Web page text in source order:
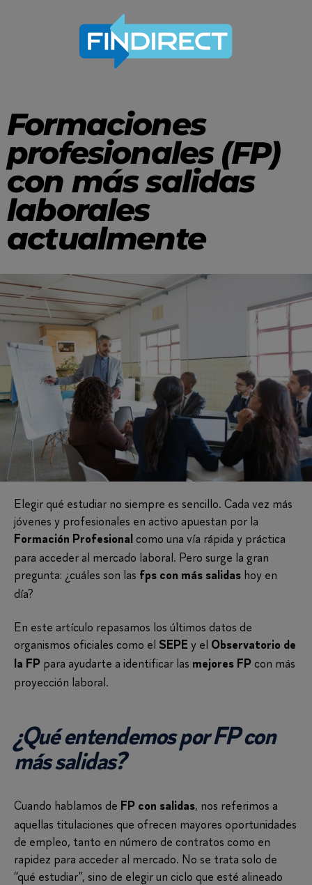
Formaciones
profesionales (FP)
con más salidas
laborales
actualmente
Elegir qué estudiar no siempre es sencillo. Cada vez más
jóvenes y profesionales en activo apuestan por la
Formación Profesional como una vía rápida y práctica
para acceder al mercado laboral. Pero surge la gran
pregunta: ¿cuáles son las fps con más salidas hoy en
día?
En este artículo repasamos los últimos datos de
organismos oficiales como el SEPE y el Observatorio de
la FP para ayudarte a identificar las mejores FP con más
proyección laboral.
¿Qué entendemos por FP con
más salidas?
Cuando hablamos de FP con salidas, nos referimos a
aquellas titulaciones que ofrecen mayores oportunidades
de empleo, tanto en número de contratos como en
rapidez para acceder al mercado. No se trata solo de
“qué estudiar”, sino de elegir un ciclo que esté alineado